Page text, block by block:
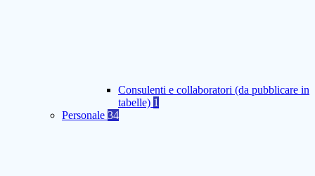
Consulenti e collaboratori (da pubblicare in
tabelle) 1
Personale 34